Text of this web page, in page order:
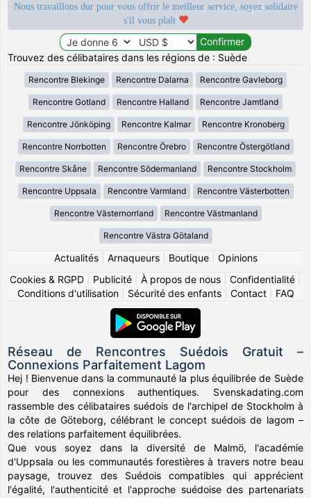
Nous travaillons dur pour vous offrir le meilleur service, soyez solidaire
s'il vous plaît
Trouvez des célibataires dans les régions de : Suède
Rencontre Blekinge Rencontre Dalarna Rencontre Gavleborg
Rencontre Gotland Rencontre Halland Rencontre Jamtland
Rencontre Jönköping Rencontre Kalmar Rencontre Kronoberg
Rencontre Norrbotten Rencontre Örebro Rencontre Östergötland
Rencontre Skåne Rencontre Södermanland Rencontre Stockholm
Rencontre Uppsala Rencontre Varmland Rencontre Västerbotten
Rencontre Västernorrland Rencontre Västmanland
Rencontre Västra Götaland
Actualités| Arnaqueurs| Boutique| Opinions
Cookies & RGPD
Publicité À propos de nous Confidentialité
Conditions d'utilisation| Sécurité des enfants| Contact| FAQ
Réseau de Rencontres Suédois Gratuit –
Connexions Parfaitement Lagom
Hej ! Bienvenue dans la communauté la plus équilibrée de Suède
pour des connexions authentiques. Svenskadating.com
rassemble des célibataires suédois de l'archipel de Stockholm à
la côte de Göteborg, célébrant le concept suédois de lagom –
des relations parfaitement équilibrées.
Que vous soyez dans la diversité de Malmö, l'académie
d'Uppsala ou les communautés forestières à travers notre beau
paysage, trouvez des Suédois compatibles qui apprécient
l'égalité, l'authenticité et l'approche suédoise des partenariats